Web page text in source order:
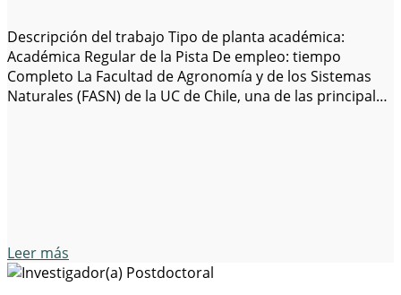
Descripción del trabajo Tipo de planta académica:
Académica Regular de la Pista De empleo: tiempo
Completo La Facultad de Agronomía y de los Sistemas
Naturales (FASN) de la UC de Chile, una de las principales
Leer más